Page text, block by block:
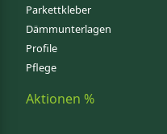
Parkettkleber
Dämmunterlagen
Profile
Pflege
Aktionen %